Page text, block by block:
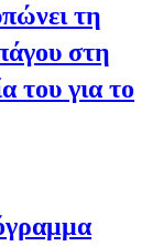
τη
στη
του για το